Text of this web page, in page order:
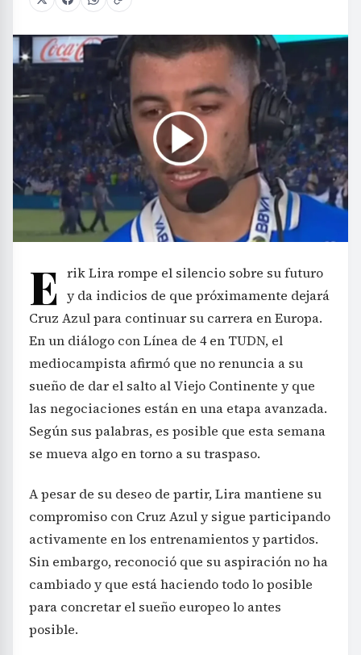
E rik Lira rompe el silencio sobre su futuro
y da indicios de que próximamente dejará
Cruz Azul para continuar su carrera en Europa.
En un diálogo con Línea de 4 en TUDN, el
mediocampista afirmó que no renuncia a su
sueño de dar el salto al Viejo Continente y que
las negociaciones están en una etapa avanzada.
Según sus palabras, es posible que esta semana
se mueva algo en torno a su traspaso.
A pesar de su deseo de partir, Lira mantiene su
compromiso con Cruz Azul y sigue participando
activamente en los entrenamientos y partidos.
Sin embargo, reconoció que su aspiración no ha
cambiado y que está haciendo todo lo posible
para concretar el sueño europeo lo antes
posible.